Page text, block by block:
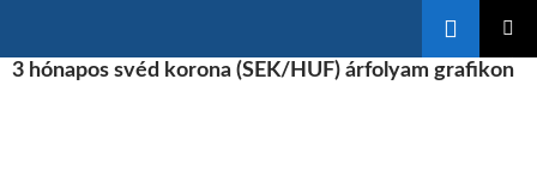
A
3 hónapos svéd korona (SEK/HUF) árfolyam grafikon